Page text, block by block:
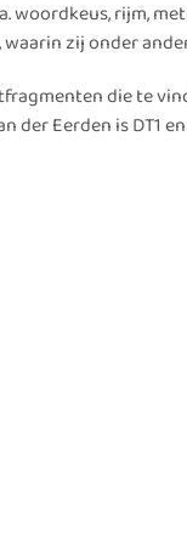
woordkeus, rijm,
zij onder
die te
der Eerden is DT1